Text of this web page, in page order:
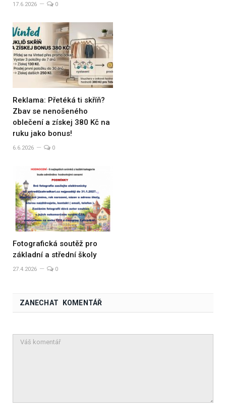
17.6.2026 0
Reklama: Přetéká ti skříň?
Zbav se nenošeného
oblečení a získej 380 Kč na
ruku jako bonus!
6.6.2026 0
Fotografická soutěž pro
základní a střední školy
27.4.2026 0
ZANECHAT KOMENTÁŘ